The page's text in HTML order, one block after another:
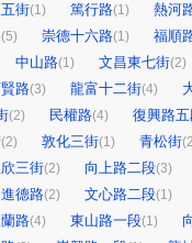
街(1) 篤行路(1)
熱河
(5) 崇德十六路(1)
福順
中山路(1) 文昌東七街(2)
路(3) 龍富十二街(4)
(2) 民權路(4)
復興路
(2) 敦化三街(1) 青松街
三街(2) 向上路二段(3)
進德路(2) 文心路二段(1)
路(4) 東山路一段(1)